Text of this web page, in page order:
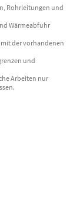
Rohrleitungen und
Wärmeabfuhr
mit der vorhandenen
und
Arbeiten nur